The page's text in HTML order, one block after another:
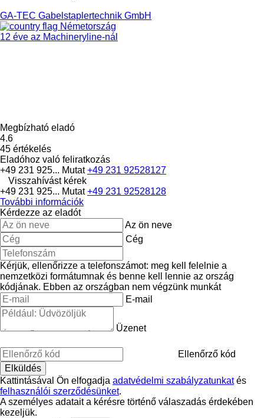
GA-TEC Gabelstaplertechnik GmbH
Németország
12 éve az Machineryline-nál
Megbízható eladó
4.6
45 értékelés
Eladóhoz való feliratkozás
+49 231 925... Mutat+49 231 92528127
Visszahívást kérek
+49 231 925... Mutat+49 231 92528128
További információk
Kérdezze az eladót
Az ön neve
Cég
Kérjük, ellenőrizze a telefonszámot: meg kell felelnie a
nemzetközi formátumnak és benne kell lennie az ország
kódjának. Ebben az országban nem végzünk munkát
E-mail
Üzenet
Ellenőrző kód
Kattintásával Ön elfogadja adatvédelmi szabályzatunkatés
felhasználói szerződésünket.
A személyes adatait a kérésre történő válaszadás érdekében
kezeljük.